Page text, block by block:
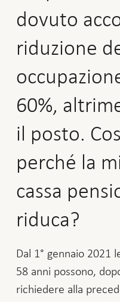
dovuto
riduzione
60%,
il posto.
perché la
cassa
riduca?
Dal 1° gennaio 2021
58 anni possono,
richiedere alla